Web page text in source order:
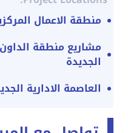
منطقة الاعمال
مشاريع منطقة الداون
الجديدة
العاصمة الادارية